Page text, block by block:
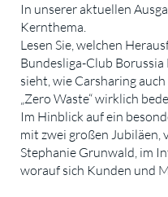
In unserer aktuellen
Kernthema.
Lesen Sie, welchen
Bundesliga-Club
sieht, wie Carsharing
„Zero Waste“ wirklich
Im Hinblick auf ein
mit zwei großen
Stephanie Grunwald, im
worauf sich Kunden und